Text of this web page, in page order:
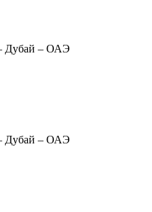
Дубай – ОАЭ
Дубай – ОАЭ